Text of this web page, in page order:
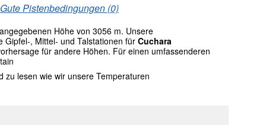
Gute Pistenbedingungen (0)
Höhe von 3056 m. Unsere
Gipfel-, Mittel- und Talstationen für Cuchara
für andere Höhen. Für einen umfassenderen
lesen wie wir unsere Temperaturen